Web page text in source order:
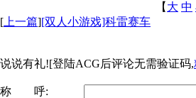
【 大 中
[ 上一篇][双人小游戏]科雷赛车
说说有礼![登陆ACG后评论无需验证码,
称 呼: